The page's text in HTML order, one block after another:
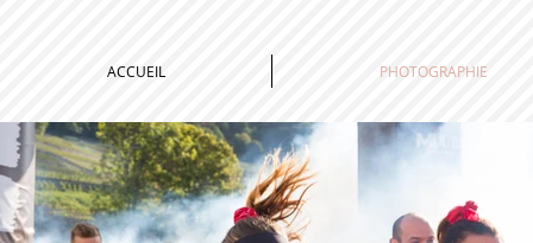
ACCUEIL PHOTOGRAPHIE